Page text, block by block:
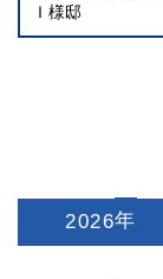
Ｉ様邸
2026: